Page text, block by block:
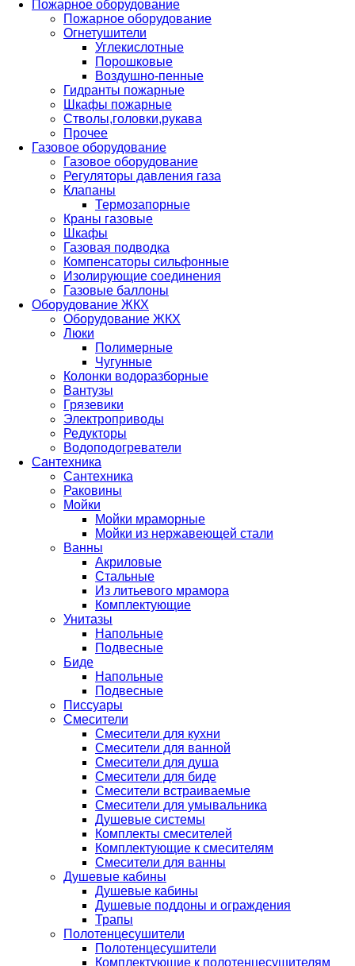
Пожарное оборудование
Пожарное оборудование
Огнетушители
Углекислотные
Порошковые
Воздушно-пенные
Гидранты пожарные
Шкафы пожарные
Стволы,головки,рукава
Прочее
Газовое оборудование
Газовое оборудование
Регуляторы давления газа
Клапаны
Термозапорные
Краны газовые
Шкафы
Газовая подводка
Компенсаторы сильфонные
Изолирующие соединения
Газовые баллоны
Оборудование ЖКХ
Оборудование ЖКХ
Люки
Полимерные
Чугунные
Колонки водоразборные
Вантузы
Грязевики
Электроприводы
Редукторы
Водоподогреватели
Сантехника
Сантехника
Раковины
Мойки
Мойки мраморные
Мойки из нержавеющей стали
Ванны
Акриловые
Стальные
Из литьевого мрамора
Комплектующие
Унитазы
Напольные
Подвесные
Биде
Напольные
Подвесные
Писсуары
Смесители
Смесители для кухни
Смесители для ванной
Смесители для душа
Смесители для биде
Смесители встраиваемые
Смесители для умывальника
Душевые системы
Комплекты смесителей
Комплектующие к смесителям
Смесители для ванны
Душевые кабины
Душевые кабины
Душевые поддоны и ограждения
Трапы
Полотенцесушители
Полотенцесушители
Комплектующие к полотенцесушителям